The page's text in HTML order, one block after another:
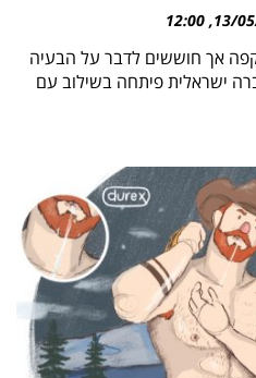
13/
12:00
אך חוששים לדבר על הבעיה
ישראלית פיתחה בשילוב עם